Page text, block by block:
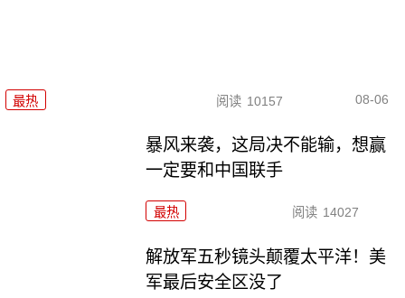
最热 阅读 10157 08-06
暴风来袭，这局决不能输，想赢
一定要和中国联手
最热 阅读 14027
解放军五秒镜头颠覆太平洋！美
军最后安全区没了